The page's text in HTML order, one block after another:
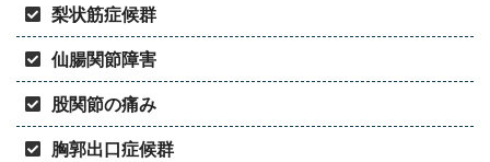
梨状筋症候群
仙腸関節障害
股関節の痛み
胸郭出口症候群